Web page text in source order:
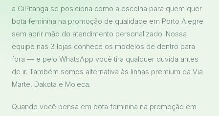
a GiPitanga se posiciona como a escolha para quem quer
bota feminina na promoção de qualidade em Porto Alegre
sem abrir mão do atendimento personalizado. Nossa
equipe nas 3 lojas conhece os modelos de dentro para
fora — e pelo WhatsApp você tira qualquer dúvida antes
de ir. Também somos alternativa às linhas premium da Via
Marte, Dakota e Moleca.
Quando você pensa em bota feminina na promoção em